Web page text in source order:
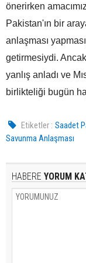
önerirken
Pakistan'ın bir
anlaşması
getirmesiydi.
yanlış anladı ve
birlikteliği bugün
Etiketler : Saadet
Savunma Anlaşması
HABERE YORUM